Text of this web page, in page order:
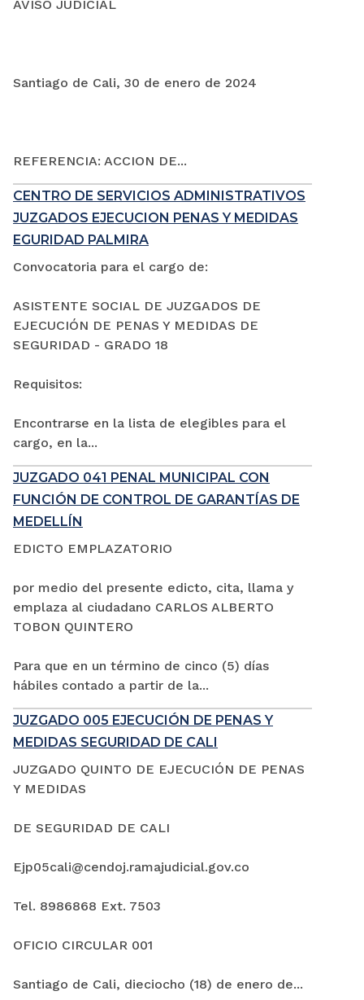
AVISO JUDICIAL
Santiago de Cali, 30 de enero de 2024
REFERENCIA: ACCION DE...
CENTRO DE SERVICIOS ADMINISTRATIVOS
JUZGADOS EJECUCION PENAS Y MEDIDAS
EGURIDAD PALMIRA
Convocatoria para el cargo de:
ASISTENTE SOCIAL DE JUZGADOS DE
EJECUCIÓN DE PENAS Y MEDIDAS DE
SEGURIDAD - GRADO 18
Requisitos:
Encontrarse en la lista de elegibles para el
cargo, en la...
JUZGADO 041 PENAL MUNICIPAL CON
FUNCIÓN DE CONTROL DE GARANTÍAS DE
MEDELLÍN
EDICTO EMPLAZATORIO
por medio del presente edicto, cita, llama y
emplaza al ciudadano CARLOS ALBERTO
TOBON QUINTERO
Para que en un término de cinco (5) días
hábiles contado a partir de la...
JUZGADO 005 EJECUCIÓN DE PENAS Y
MEDIDAS SEGURIDAD DE CALI
JUZGADO QUINTO DE EJECUCIÓN DE PENAS
Y MEDIDAS
DE SEGURIDAD DE CALI
Ejp05cali@cendoj.ramajudicial.gov.co
Tel. 8986868 Ext. 7503
OFICIO CIRCULAR 001
Santiago de Cali, dieciocho (18) de enero de...